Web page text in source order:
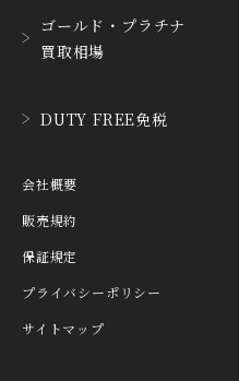
HEINRICH-GEISEN
ハインリッヒ ガイセン
HORAE
ホライ
IKEPOD
JAEGER LE COULTRE
ジャガー・ルクルト
ゴールド・プラチナ
買取相場
DUTY FREE免税
会社概要
販売規約
保証規定
プライバシーポリシー
サイトマップ